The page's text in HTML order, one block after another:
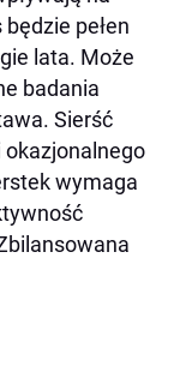
pełen
lata. Może
badania
Sierść
wymaga